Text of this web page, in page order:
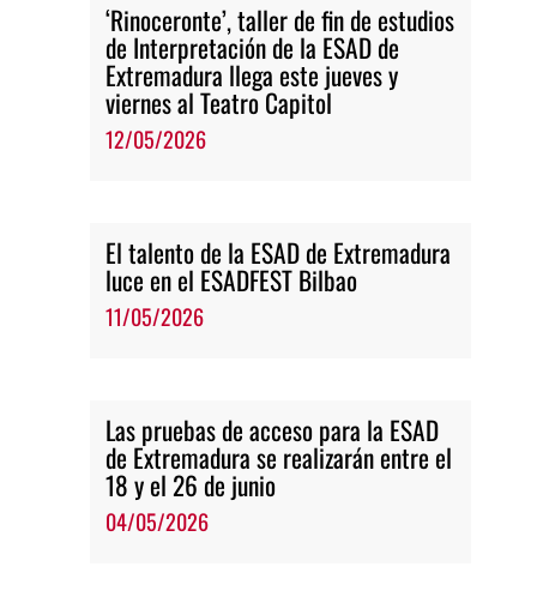
‘Rinoceronte’, taller de fin de estudios
de Interpretación de la ESAD de
Extremadura llega este jueves y
viernes al Teatro Capitol
12/05/2026
El talento de la ESAD de Extremadura
luce en el ESADFEST Bilbao
11/05/2026
Las pruebas de acceso para la ESAD
de Extremadura se realizarán entre el
18 y el 26 de junio
04/05/2026